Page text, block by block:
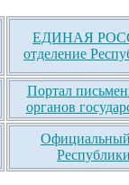
ЕДИНАЯ
отделение
Портал
органов
Официальный